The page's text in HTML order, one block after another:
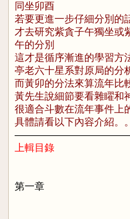
同坐卯酉
若要更進一步仔細分別的
才去研究紫貪子午獨坐或
午的分別
這才是循序漸進的學習方
亭老六十星系對原局的分
而黃卯的分法來算流年比
黃先生說細節要看雜矅和
很適合斗數在流年事件上
具體請看以下內容介紹。
上輯目錄
第一章